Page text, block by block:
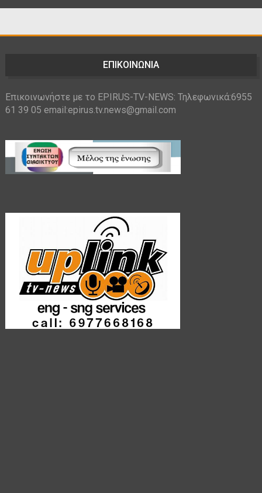
ΕΠΙΚΟΙΝΩΝΙΑ
Επικοινωνήστε με το EPIRUS-TV-NEWS: Τηλεφωνικά:6955
61 39 05 email:epirus.tv.news@gmail.com